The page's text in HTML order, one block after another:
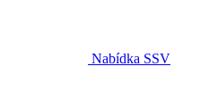
Nabídka SSV